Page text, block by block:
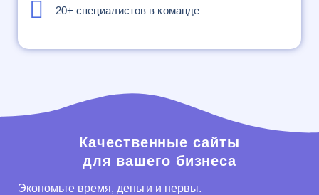
20+ специалистов в команде
Качественные сайты
для вашего бизнеса
Экономьте время, деньги и нервы.